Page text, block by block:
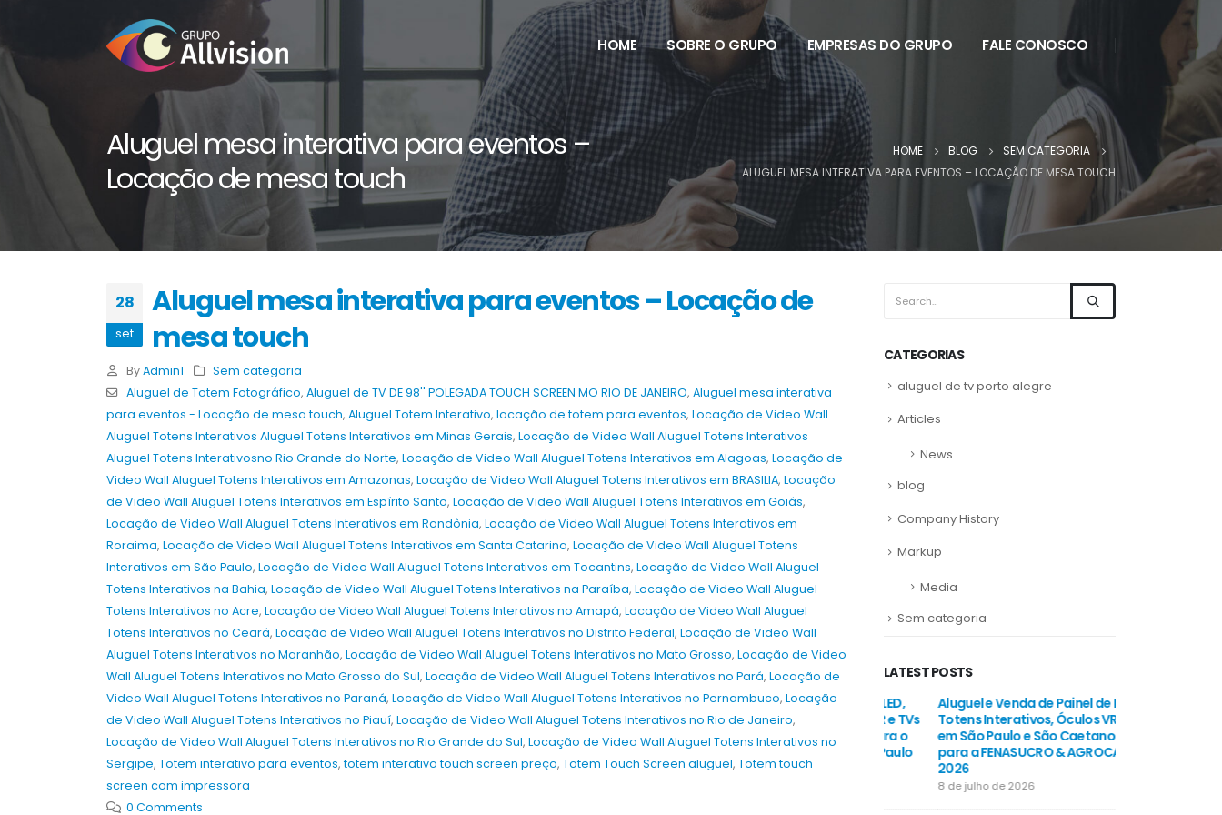
HOME SOBRE O GRUPO EMPRESAS DO GRUPO FALE CONOSCO
Aluguel mesa interativa para eventos –
Locação de mesa touch
HOME BLOG
SEM CATEGORIA
ALUGUEL MESA INTERATIVA PARA EVENTOS – LOCAÇÃO DE MESA TOUCH
28
set
Aluguel mesa interativa para eventos – Locação de
mesa touch
By Admin1
Sem categoria
Aluguel de Totem Fotográfico, Aluguel de TV DE 98'' POLEGADA TOUCH SCREEN MO RIO DE JANEIRO, Aluguel mesa interativa
para eventos - Locação de mesa touch, Aluguel Totem Interativo, locação de totem para eventos, Locação de Video Wall
Aluguel Totens Interativos Aluguel Totens Interativos em Minas Gerais, Locação de Video Wall Aluguel Totens Interativos
Aluguel Totens Interativosno Rio Grande do Norte, Locação de Video Wall Aluguel Totens Interativos em Alagoas, Locação de
Video Wall Aluguel Totens Interativos em Amazonas, Locação de Video Wall Aluguel Totens Interativos em BRASILIA, Locação
de Video Wall Aluguel Totens Interativos em Espírito Santo, Locação de Video Wall Aluguel Totens Interativos em Goiás,
Locação de Video Wall Aluguel Totens Interativos em Rondônia, Locação de Video Wall Aluguel Totens Interativos em
Roraima, Locação de Video Wall Aluguel Totens Interativos em Santa Catarina, Locação de Video Wall Aluguel Totens
Interativos em São Paulo, Locação de Video Wall Aluguel Totens Interativos em Tocantins, Locação de Video Wall Aluguel
Totens Interativos na Bahia, Locação de Video Wall Aluguel Totens Interativos na Paraíba, Locação de Video Wall Aluguel
Totens Interativos no Acre, Locação de Video Wall Aluguel Totens Interativos no Amapá, Locação de Video Wall Aluguel
Totens Interativos no Ceará, Locação de Video Wall Aluguel Totens Interativos no Distrito Federal, Locação de Video Wall
Aluguel Totens Interativos no Maranhão, Locação de Video Wall Aluguel Totens Interativos no Mato Grosso, Locação de Video
Wall Aluguel Totens Interativos no Mato Grosso do Sul, Locação de Video Wall Aluguel Totens Interativos no Pará, Locação de
Video Wall Aluguel Totens Interativos no Paraná, Locação de Video Wall Aluguel Totens Interativos no Pernambuco, Locação
de Video Wall Aluguel Totens Interativos no Piauí, Locação de Video Wall Aluguel Totens Interativos no Rio de Janeiro,
Locação de Video Wall Aluguel Totens Interativos no Rio Grande do Sul, Locação de Video Wall Aluguel Totens Interativos no
Sergipe, Totem interativo para eventos, totem interativo touch screen preço, Totem Touch Screen aluguel, Totem touch
screen com impressora
0 Comments
CATEGORIAS
aluguel de tv porto alegre
Articles
News
blog
Company History
Markup
Media
Sem categoria
LATEST POSTS
Aluguel e Venda de Painel de LED,
Totens Interativos, Óculos VR e TVs
em São Paulo e Campinas para o
Salão do Automóvel de São Paulo
2026
8 de julho de 2026
Aluguel e Venda de Painel de LED,
Totens Interativos, Óculos VR e TVs
em São Paulo e São Caetano do Sul
para a FENASUCRO & AGROCANA
2026
Aluguel e Venda de Painel de LED,
Totens Interativos, Óculos VR e TVs
em São Paulo e Campinas para o
Salão do Automóvel de São Paulo
2026
Aluguel e Venda de Painel de LED,
Totens Interativos, Óculos VR e TVs
em São Paulo e São Caetano do Sul
para a FENASUCRO & AGROCANA
8 de julho de 2026